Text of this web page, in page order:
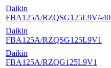
Daikin
FBA125A/RZQSG125L9V/-40
Daikin
FBA125A/RZQSG125L9V1
Daikin
FBA125A/RZQG125L9V1